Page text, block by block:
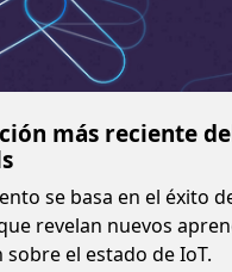
más reciente
se basa en el éxito
revelan nuevos
el estado de IoT.